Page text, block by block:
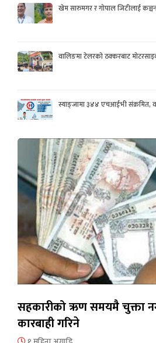
खेम सारुमगर र गोपाल जिटीलाई कञ्चन
वालिङमा टेलरको ठक्करबाट
स्याङ्जामा ३४४ एचआईभी संक्रमित,
सहकारीको ऋण समयमै चुक्ता
कारबाही गरिने